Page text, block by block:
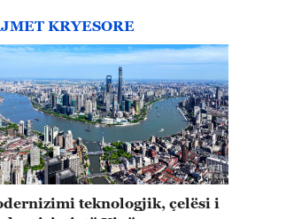
KRYESORE
teknologjik, çelësi i